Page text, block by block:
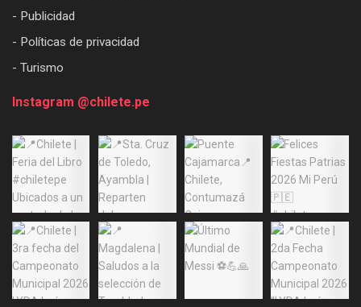
- Publicidad
- Políticas de privacidad
- Turismo
Instagram @chilete.pe